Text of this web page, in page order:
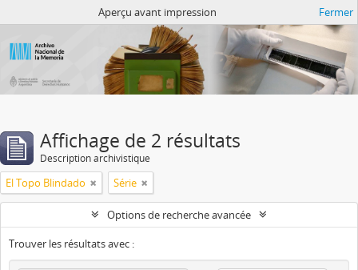
Aperçu avant impression Fermer
Affichage de 2 résultats
Description archivistique
El Topo Blindado Série
Options de recherche avancée
Trouver les résultats avec :